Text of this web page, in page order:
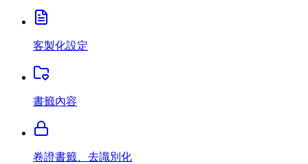
客製化設定
書籤內容
卷證書籤、去識別化